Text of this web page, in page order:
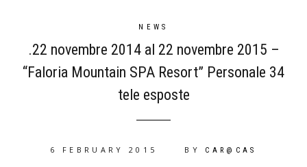
NEWS
.22 novembre 2014 al 22 novembre 2015 –
“Faloria Mountain SPA Resort” Personale 34
tele esposte
6 FEBRUARY 2015 BY CAR@CAS